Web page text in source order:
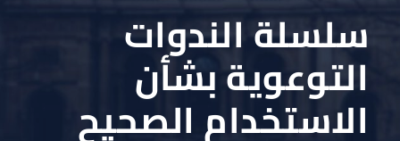
سلسلة الندوات
التوعوية بشأن
الاستخدام الصحيح